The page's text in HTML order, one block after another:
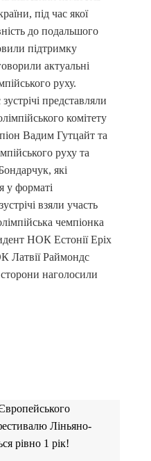
під час якої
до подальшого
підтримку
актуальні
руху.
представляли
комітету
Вадим Гутцайт та
руху та
які
у форматі
взяли участь
чемпіонка
НОК Естонії Еріх
Латвії Раймондс
наголосили